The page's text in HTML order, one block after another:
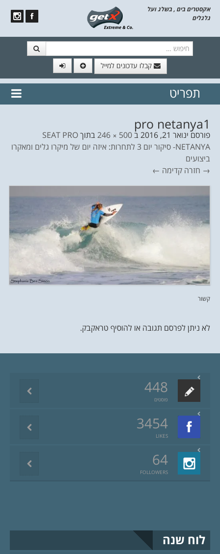
אקסטרים בים , בשלג ועל
גלגלים
קבלו עדכונים למייל
// הצטרף לרשימת תפוצה!
נשמח
תפריט
pro netanya1
פורסםינואר 21, 2016 ב500 × 246 בתוךSEAT PRO
NETANYA- סיקור יום 3 לתחרות: איזה יום של מיקרו גלים ומאקרו
ביצועים
→ חזרה קדימה ←
קשור
לא ניתן לפרסם תגובה או להוסיף טראקבק.
448
פוסטים
3454
LIKES
64
FOLLOWERS
לוח שנה